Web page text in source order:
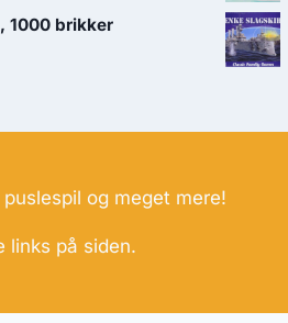
119.00 kr..
1000 brikker
og meget mere!
links på siden.